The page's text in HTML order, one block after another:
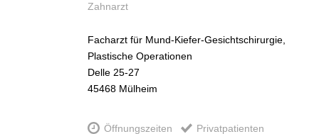
Zahnarzt
Facharzt für Mund-Kiefer-Gesichtschirurgie,
Plastische Operationen
Delle 25-27
45468 Mülheim
Öffnungszeiten Privatpatienten